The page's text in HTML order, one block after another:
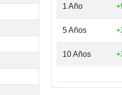
1 Año
5 Años
10 Años